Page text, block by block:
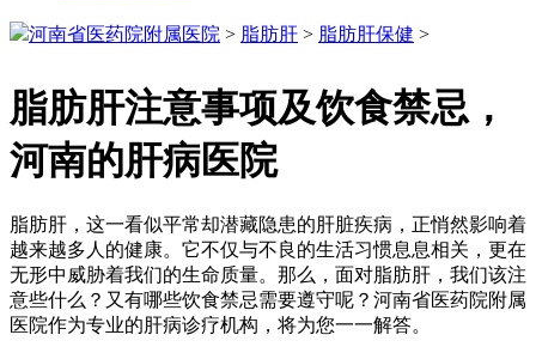
河南省医药院附属医院 > 脂肪肝 > 脂肪肝保健 >
脂肪肝注意事项及饮食禁忌，
河南的肝病医院
脂肪肝，这一看似平常却潜藏隐患的肝脏疾病，正悄然影响着
越来越多人的健康。它不仅与不良的生活习惯息息相关，更在
无形中威胁着我们的生命质量。那么，面对脂肪肝，我们该注
意些什么？又有哪些饮食禁忌需要遵守呢？河南省医药院附属
医院作为专业的肝病诊疗机构，将为您一一解答。